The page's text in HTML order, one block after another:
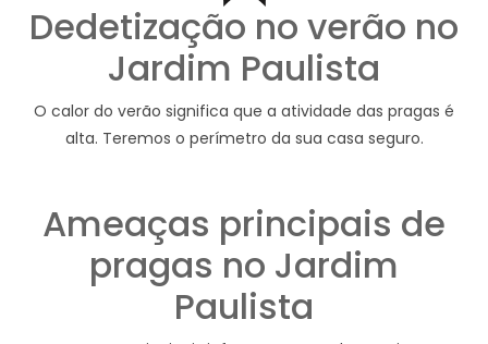
Dedetização no verão no
Jardim Paulista
O calor do verão significa que a atividade das pragas é
alta. Teremos o perímetro da sua casa seguro.
Ameaças principais de
pragas no Jardim
Paulista